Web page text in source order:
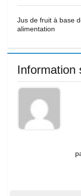
Jus de fruit à base
alimentation
Information